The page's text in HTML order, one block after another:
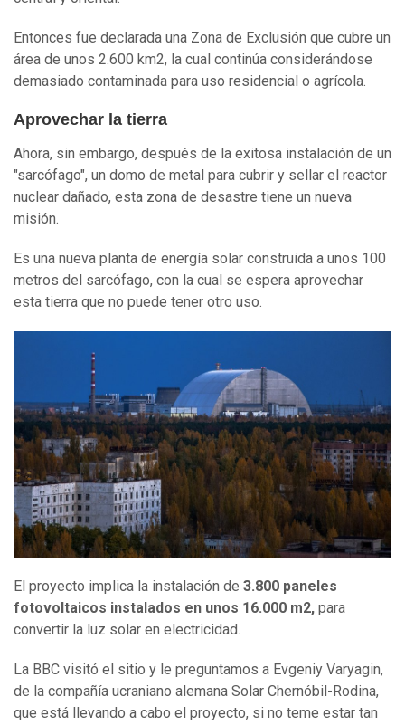
Entonces fue declarada una Zona de Exclusión que cubre un
área de unos 2.600 km2, la cual continúa considerándose
demasiado contaminada para uso residencial o agrícola.
Aprovechar la tierra
Ahora, sin embargo, después de la exitosa instalación de un
"sarcófago", un domo de metal para cubrir y sellar el reactor
nuclear dañado, esta zona de desastre tiene un nueva
misión.
Es una nueva planta de energía solar construida a unos 100
metros del sarcófago, con la cual se espera aprovechar
esta tierra que no puede tener otro uso.
El proyecto implica la instalación de 3.800 paneles
fotovoltaicos instalados en unos 16.000 m2, para
convertir la luz solar en electricidad.
La BBC visitó el sitio y le preguntamos a Evgeniy Varyagin,
de la compañía ucraniano alemana Solar Chernóbil-Rodina,
que está llevando a cabo el proyecto, si no teme estar tan